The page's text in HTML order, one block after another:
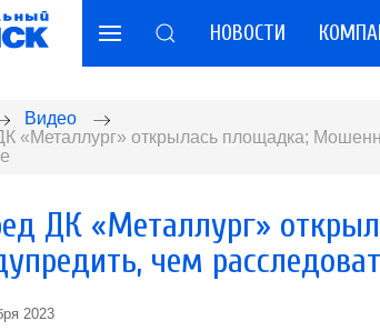
НОВОСТИ
Видео
«Металлург» открылась площадка;
ДК «Металлург»
чем
2023